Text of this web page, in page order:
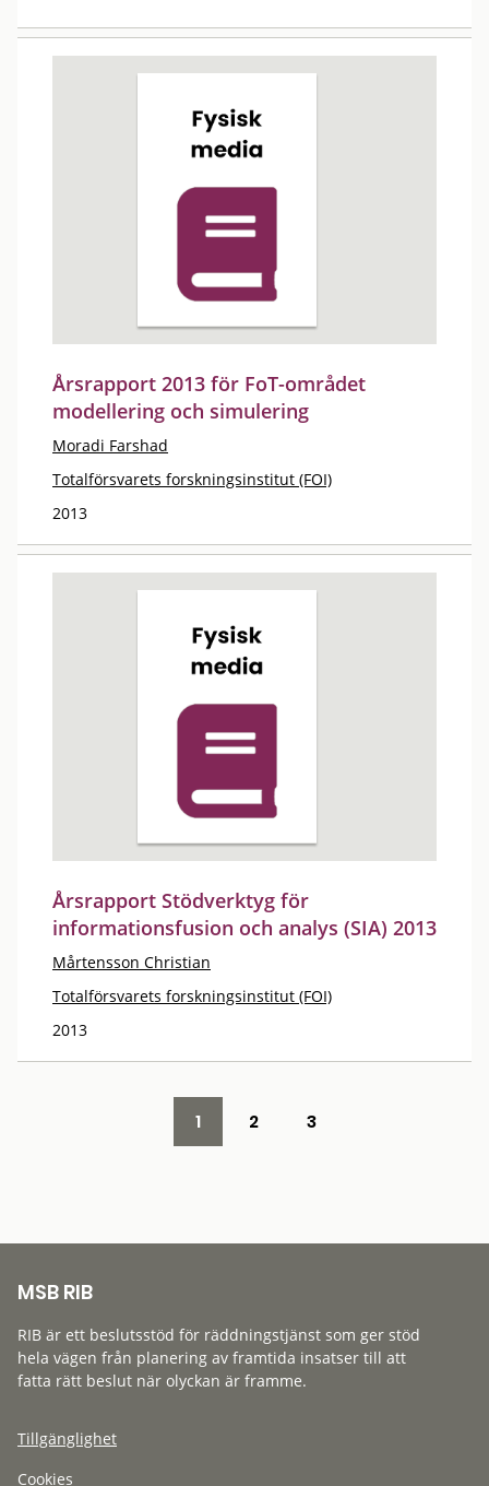
Årsrapport 2013 för FoT-området
modellering och simulering
Moradi Farshad
Totalförsvarets forskningsinstitut (FOI)
2013
Årsrapport Stödverktyg för
informationsfusion och analys (SIA) 2013
Mårtensson Christian
Totalförsvarets forskningsinstitut (FOI)
2013
1 2 3
MSB RIB
RIB är ett beslutsstöd för räddningstjänst som ger stöd
hela vägen från planering av framtida insatser till att
fatta rätt beslut när olyckan är framme.
Tillgänglighet
Cookies